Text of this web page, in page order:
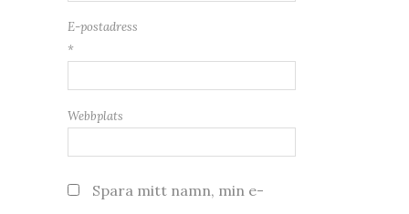
E-postadress
*
Webbplats
Spara mitt namn, min e-